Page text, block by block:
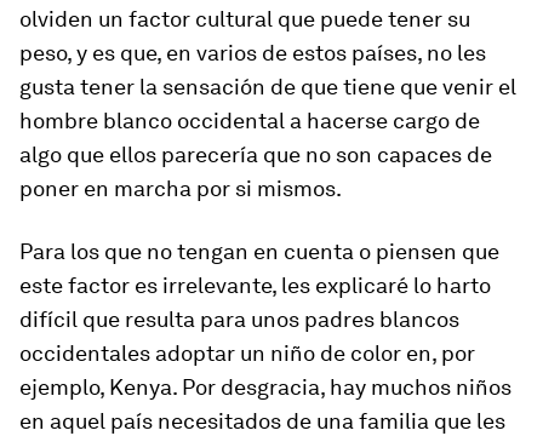
olviden un factor cultural que puede tener su
peso, y es que, en varios de estos países, no les
gusta tener la sensación de que tiene que venir el
hombre blanco occidental a hacerse cargo de
algo que ellos parecería que no son capaces de
poner en marcha por si mismos.
Para los que no tengan en cuenta o piensen que
este factor es irrelevante, les explicaré lo harto
difícil que resulta para unos padres blancos
occidentales adoptar un niño de color en, por
ejemplo, Kenya. Por desgracia, hay muchos niños
en aquel país necesitados de una familia que les